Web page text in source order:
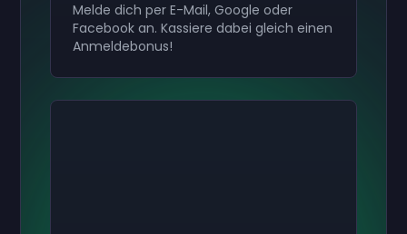
Melde dich per E-Mail, Google oder
Facebook an. Kassiere dabei gleich einen
Anmeldebonus!